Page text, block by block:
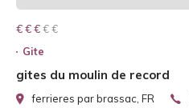
€ € € € €
€ € €
Gite
gites du moulin de record
ferrieres par brassac, FR